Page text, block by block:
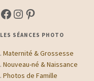
A Perfect Day sur
A Perfect Day
Suivez-moi
LES SÉANCES PHOTO
.Maternité & Grossesse
.Nouveau-né & Naissance
.Photos de Famille